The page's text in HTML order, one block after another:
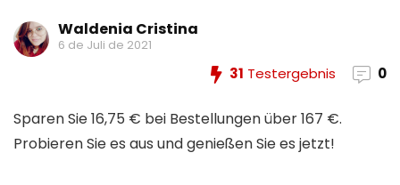
Waldenia Cristina
6 de Juli de 2021
31 Testergebnis 0
Sparen Sie 16,75 € bei Bestellungen über 167 €.
Probieren Sie es aus und genießen Sie es jetzt!